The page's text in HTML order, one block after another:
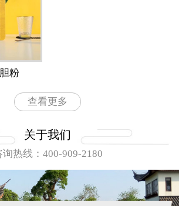
粉
查看更多
关于我们
询热线：400-909-2180